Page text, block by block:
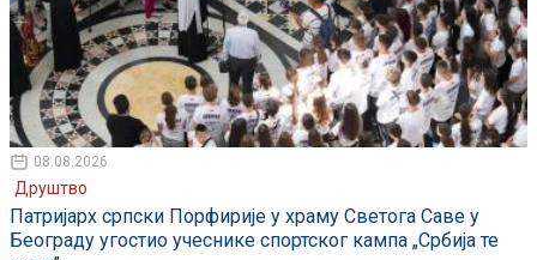
08.08.2026
Друштво
Патријарх српски Порфирије у храму Светога Саве у
Београду угостио учеснике спортског кампа „Србија те